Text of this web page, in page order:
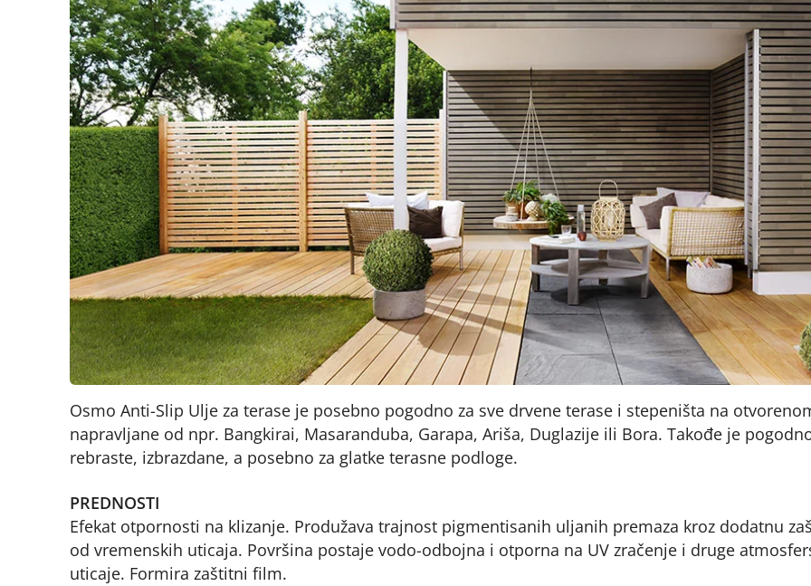
Osmo Anti-Slip Ulje za terase je posebno pogodno za sve drvene terase i stepeništa na
napravljane od npr. Bangkirai, Masaranduba, Garapa, Ariša, Duglazije ili Bora. Takođe je
rebraste, izbrazdane, a posebno za glatke terasne podloge.
PREDNOSTI
Efekat otpornosti na klizanje. Produžava trajnost pigmentisanih uljanih premaza kroz dodatnu
od vremenskih uticaja. Površina postaje vodo-odbojna i otporna na UV zračenje i druge
uticaje. Formira zaštitni film.